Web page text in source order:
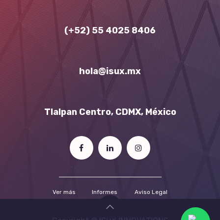
(+52) 55 4025 8406
hola​@isux.mx
Tlalpan Centro, CDMX, México
Ver más ​​​In​​​​form​​es​ ​Av​​iso L​​​​egal​